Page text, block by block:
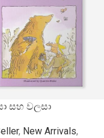
සහ වලසා
, New Arrivals,